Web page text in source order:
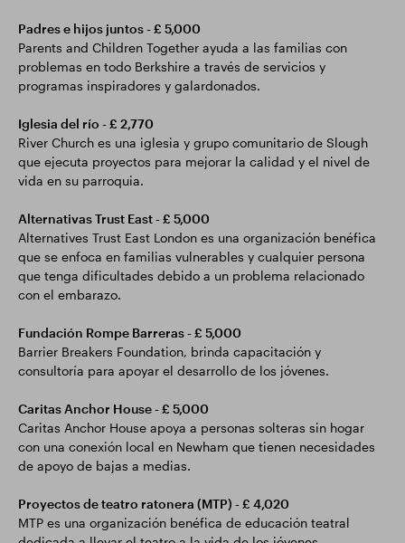
Padres e hijos juntos - £ 5,000
Parents and Children Together ayuda a las familias con
problemas en todo Berkshire a través de servicios y
programas inspiradores y galardonados.
Iglesia del río - £ 2,770
River Church es una iglesia y grupo comunitario de Slough
que ejecuta proyectos para mejorar la calidad y el nivel de
vida en su parroquia.
Alternativas Trust East - £ 5,000
Alternatives Trust East London es una organización benéfica
que se enfoca en familias vulnerables y cualquier persona
que tenga dificultades debido a un problema relacionado
con el embarazo.
Fundación Rompe Barreras - £ 5,000
Barrier Breakers Foundation, brinda capacitación y
consultoría para apoyar el desarrollo de los jóvenes.
Caritas Anchor House - £ 5,000
Caritas Anchor House apoya a personas solteras sin hogar
con una conexión local en Newham que tienen necesidades
de apoyo de bajas a medias.
Proyectos de teatro ratonera (MTP) - £ 4,020
MTP es una organización benéfica de educación teatral